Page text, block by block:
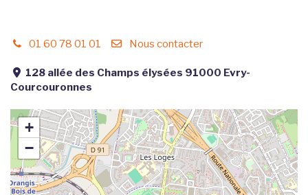
01 60 78 01 01 Nous contacter
128 allée des Champs élysées 91000 Evry-
Courcouronnes
+
−